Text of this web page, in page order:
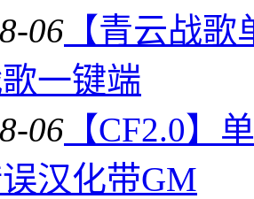
06 【青云战
一键端
06 【CF2.0】
汉化带GM